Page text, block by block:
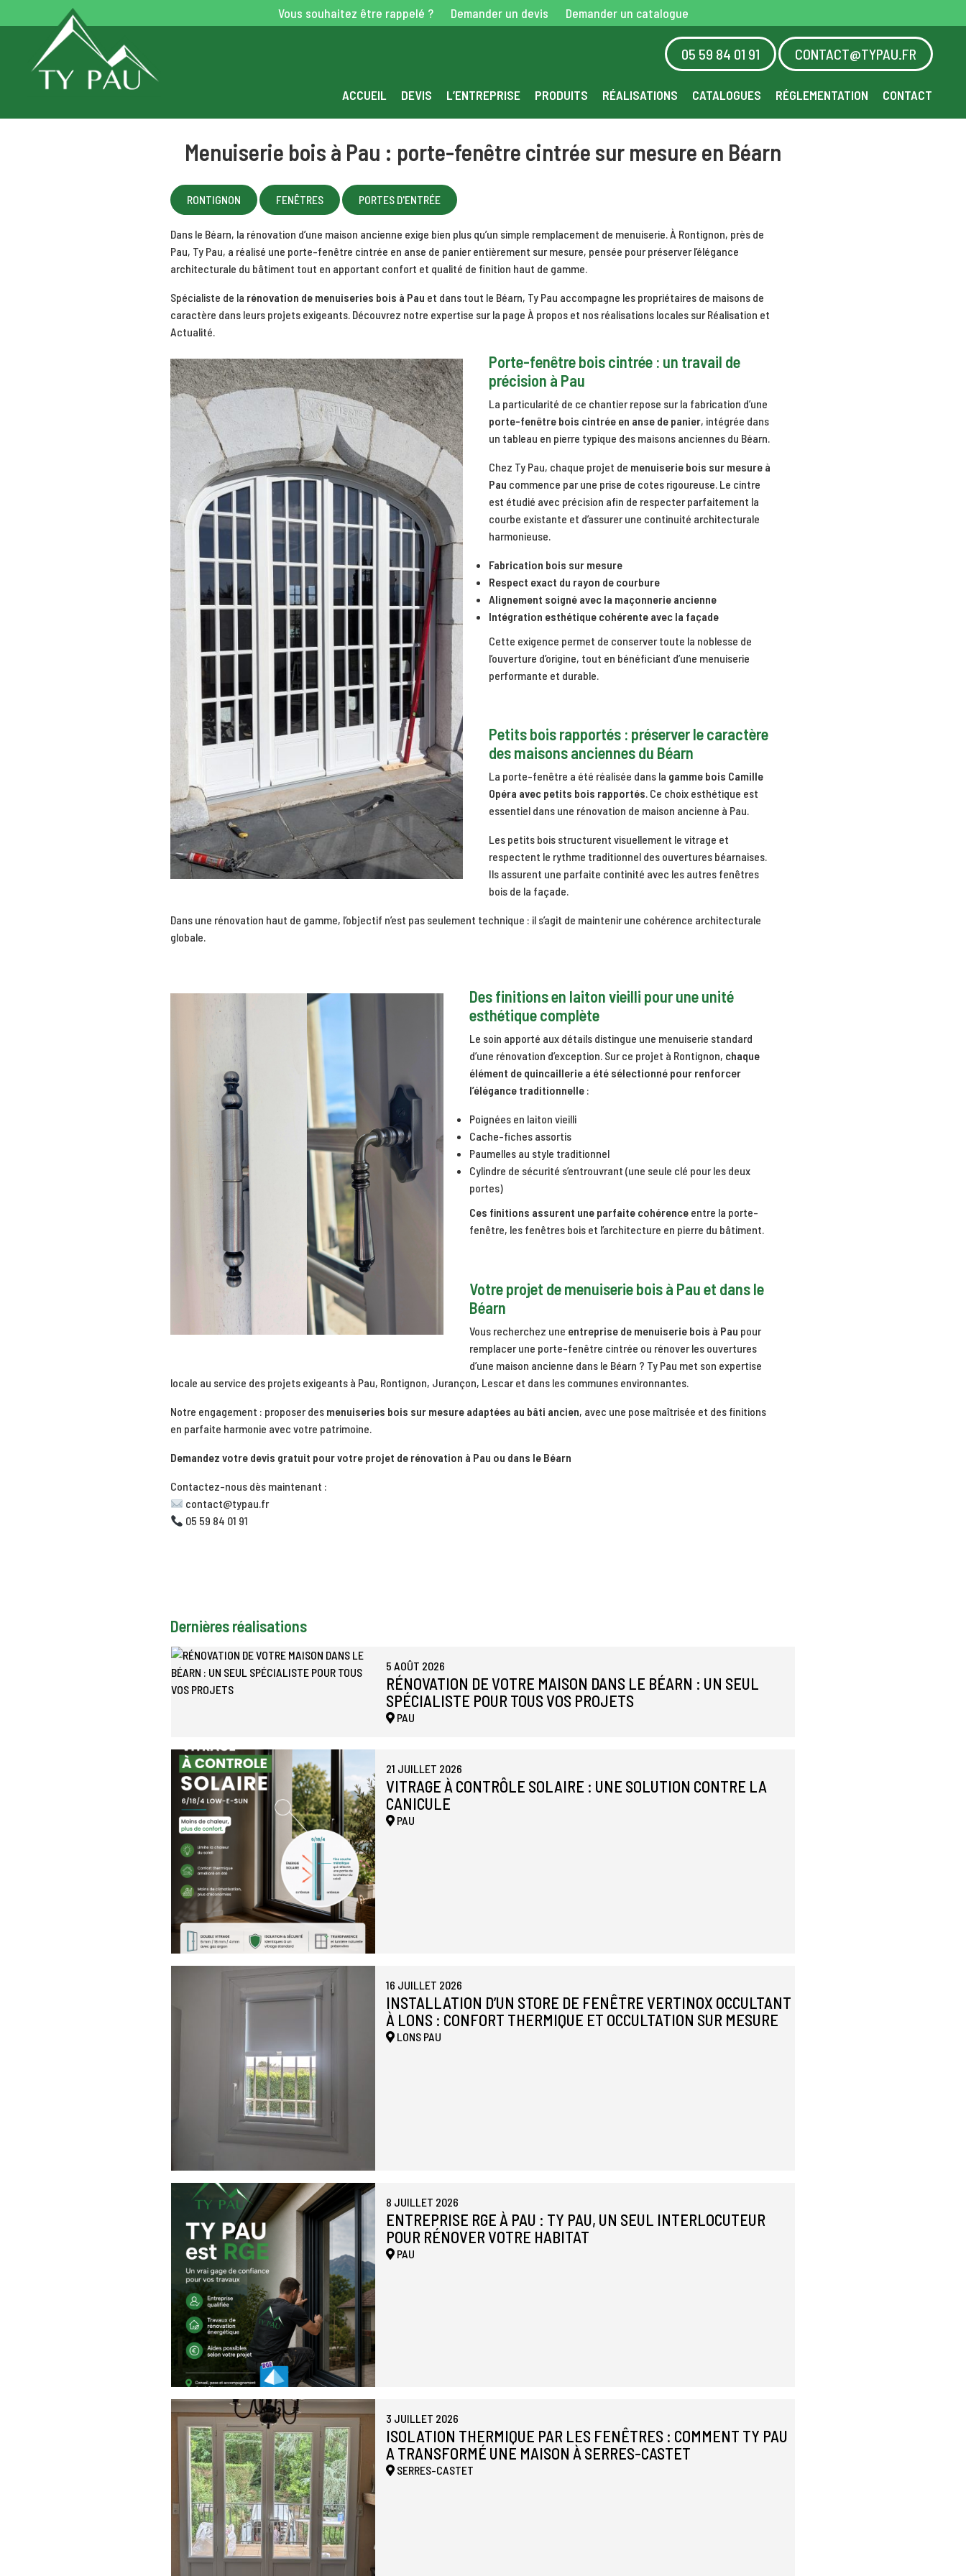
Vous souhaitez être rappelé ? Demander un devis Demander un catalogue
05 59 84 01 91 CONTACT@TYPAU.FR
ACCUEIL DEVIS L’ENTREPRISE PRODUITS RÉALISATIONS CATALOGUES RÉGLEMENTATION CONTACT
Menuiserie bois à Pau : porte-fenêtre cintrée sur mesure en Béarn
RONTIGNON FENÊTRES PORTES D'ENTRÉE
Dans le Béarn, la rénovation d’une maison ancienne exige bien plus qu’un simple remplacement de menuiserie. À Rontignon, près de
Pau, Ty Pau, a réalisé une porte-fenêtre cintrée en anse de panier entièrement sur mesure, pensée pour préserver l’élégance
architecturale du bâtiment tout en apportant confort et qualité de finition haut de gamme.
Spécialiste de la rénovation de menuiseries bois à Pau et dans tout le Béarn, Ty Pau accompagne les propriétaires de maisons de
caractère dans leurs projets exigeants. Découvrez notre expertise sur la page À propos et nos réalisations locales surRéalisation et
Actualité.
Porte-fenêtre bois cintrée : un travail de
précision à Pau
La particularité de ce chantier repose sur la fabrication d’une
porte-fenêtre bois cintrée en anse de panier, intégrée dans
un tableau en pierre typique des maisons anciennes du Béarn.
Chez Ty Pau, chaque projet de menuiserie bois sur mesure à
Pau commence par une prise de cotes rigoureuse. Le cintre
est étudié avec précision afin de respecter parfaitement la
courbe existante et d’assurer une continuité architecturale
harmonieuse.
Fabrication bois sur mesure
Respect exact du rayon de courbure
Alignement soigné avec la maçonnerie ancienne
Intégration esthétique cohérente avec la façade
Cette exigence permet de conserver toute la noblesse de
l’ouverture d’origine, tout en bénéficiant d’une menuiserie
performante et durable.
Petits bois rapportés : préserver le caractère
des maisons anciennes du Béarn
La porte-fenêtre a été réalisée dans la gamme bois Camille
Opéra avec petits bois rapportés. Ce choix esthétique est
essentiel dans une rénovation de maison ancienne à Pau.
Les petits bois structurent visuellement le vitrage et
respectent le rythme traditionnel des ouvertures béarnaises.
Ils assurent une parfaite continité avec les autres fenêtres
bois de la façade.
Dans une rénovation haut de gamme, l’objectif n’est pas seulement technique : il s’agit de maintenir une cohérence architecturale
globale.
Des finitions en laiton vieilli pour une unité
esthétique complète
Le soin apporté aux détails distingue une menuiserie standard
d’une rénovation d’exception. Sur ce projet à Rontignon, chaque
élément de quincaillerie a été sélectionné pour renforcer
l’élégance traditionnelle:
Poignées en laiton vieilli
Cache-fiches assortis
Paumelles au style traditionnel
Cylindre de sécurité s’entrouvrant (une seule clé pour les deux
portes)
Ces finitions assurent une parfaite cohérenceentre la porte-
fenêtre, les fenêtres bois et l’architecture en pierre du bâtiment.
Votre projet de menuiserie bois à Pau et dans le
Béarn
Vous recherchez une entreprise de menuiserie bois à Pau pour
remplacer une porte-fenêtre cintrée ou rénover les ouvertures
d’une maison ancienne dans le Béarn ? Ty Pau met son expertise
locale au service des projets exigeants à Pau, Rontignon, Jurançon, Lescar et dans les communes environnantes.
Notre engagement : proposer des menuiseries bois sur mesure adaptées au bâti ancien, avec une pose maîtrisée et des finitions
en parfaite harmonie avec votre patrimoine.
Demandez votre devis gratuit pour votre projet de rénovation à Pau ou dans le Béarn
Contactez-nous dès maintenant :
contact@typau.fr
05 59 84 01 91
Dernières réalisations
5 AOÛT 2026
RÉNOVATION DE VOTRE MAISON DANS LE BÉARN : UN SEUL
SPÉCIALISTE POUR TOUS VOS PROJETS
PAU
21 JUILLET 2026
VITRAGE À CONTRÔLE SOLAIRE : UNE SOLUTION CONTRE LA
CANICULE
PAU
16 JUILLET 2026
INSTALLATION D’UN STORE DE FENÊTRE VERTINOX OCCULTANT
À LONS : CONFORT THERMIQUE ET OCCULTATION SUR MESURE
LONS PAU
8 JUILLET 2026
ENTREPRISE RGE À PAU : TY PAU, UN SEUL INTERLOCUTEUR
POUR RÉNOVER VOTRE HABITAT
PAU
3 JUILLET 2026
ISOLATION THERMIQUE PAR LES FENÊTRES : COMMENT TY PAU
A TRANSFORMÉ UNE MAISON À SERRES-CASTET
SERRES-CASTET